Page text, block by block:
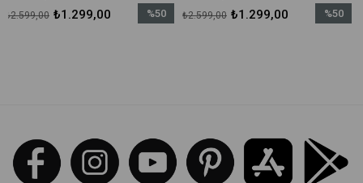
%50
₺1.299,00
₺2.599,00
%50
₺2.599,00